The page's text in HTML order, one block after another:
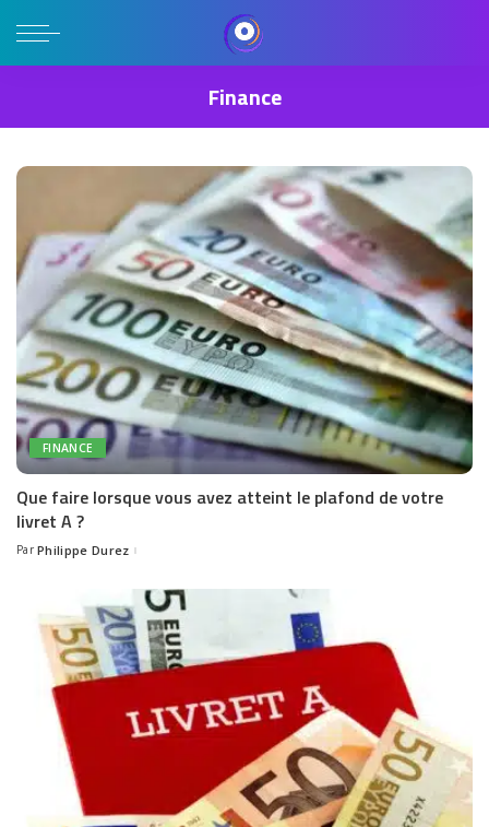
Finance
FINANCE
Que faire lorsque vous avez atteint le plafond de votre
livret A ?
Posted
Par Philippe Durez